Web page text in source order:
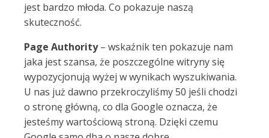
jest bardzo młoda. Co pokazuje naszą
skuteczność.
Page Authority– wskaźnik ten pokazuje nam
jaka jest szansa, że poszczególne witryny się
wypozycjonują wyżej w wynikach wyszukiwania.
U nas już dawno przekroczyliśmy 50 jeśli chodzi
o stronę główną, co dla Google oznacza, że
jesteśmy wartościową stroną. Dzięki czemu